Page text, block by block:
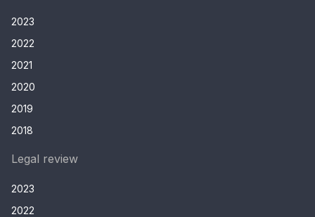
2023
2022
2021
2020
2019
2018
Legal review
2023
2022